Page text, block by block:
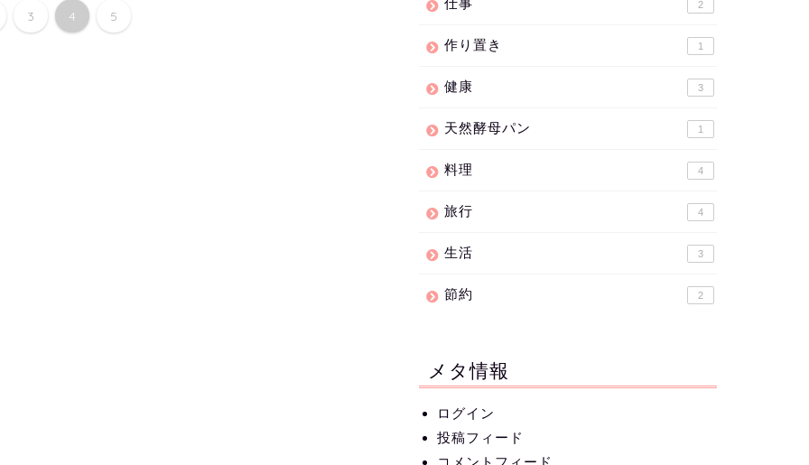
3 4 5
仕事 2
作り置き 1
健康 3
天然酵母パン 1
料理 4
旅行 4
生活 3
節約 2
メタ情報
ログイン
投稿フィード